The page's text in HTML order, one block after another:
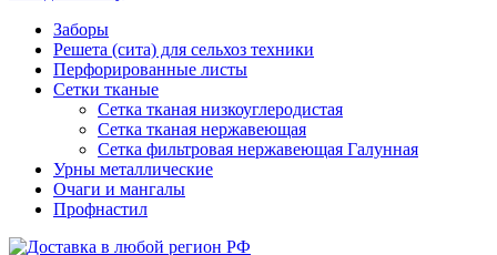
Заборы
Решета (сита) для сельхоз техники
Перфорированные листы
Сетки тканые
Сетка тканая низкоуглеродистая
Сетка тканая нержавеющая
Сетка фильтровая нержавеющая Галунная
Урны металлические
Очаги и мангалы
Профнастил